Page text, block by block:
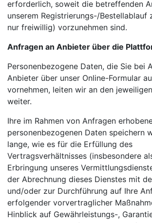
erforderlich, soweit die betreffenden
unserem Registrierungs-/Bestellablauf
nur freiwillig) vorzunehmen sind.
Anfragen an Anbieter über die
Personenbezogene Daten, die Sie bei
Anbieter über unser Online-Formular
vornehmen, leiten wir an den
weiter.
Ihre im Rahmen von Anfragen
personenbezogenen Daten speichern
lange, wie es für die Erfüllung des
Vertragsverhältnisses (insbesondere
Erbringung unseres
der Abrechnung dieses Dienstes mit
und/oder zur Durchführung auf Ihre
erfolgender vorvertraglicher
Hinblick auf Gewährleistungs-,